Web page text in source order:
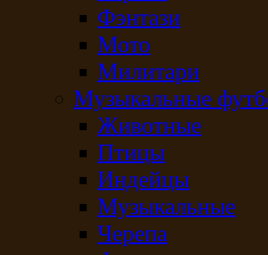
Фэнтази
Мото
Милитари
Музыкальные
Животные
Птицы
Индейцы
Музыкальные
Черепа